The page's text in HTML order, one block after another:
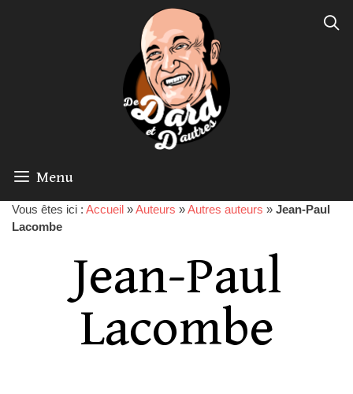
Menu
Vous êtes ici : Accueil »Auteurs »Autres auteurs » Jean-Paul
Lacombe
Jean-Paul
Lacombe